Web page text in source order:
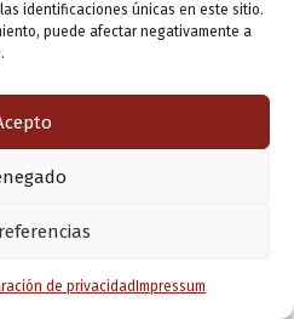
identificaciones únicas en este sitio.
puede afectar negativamente a
de privacidad Impressum